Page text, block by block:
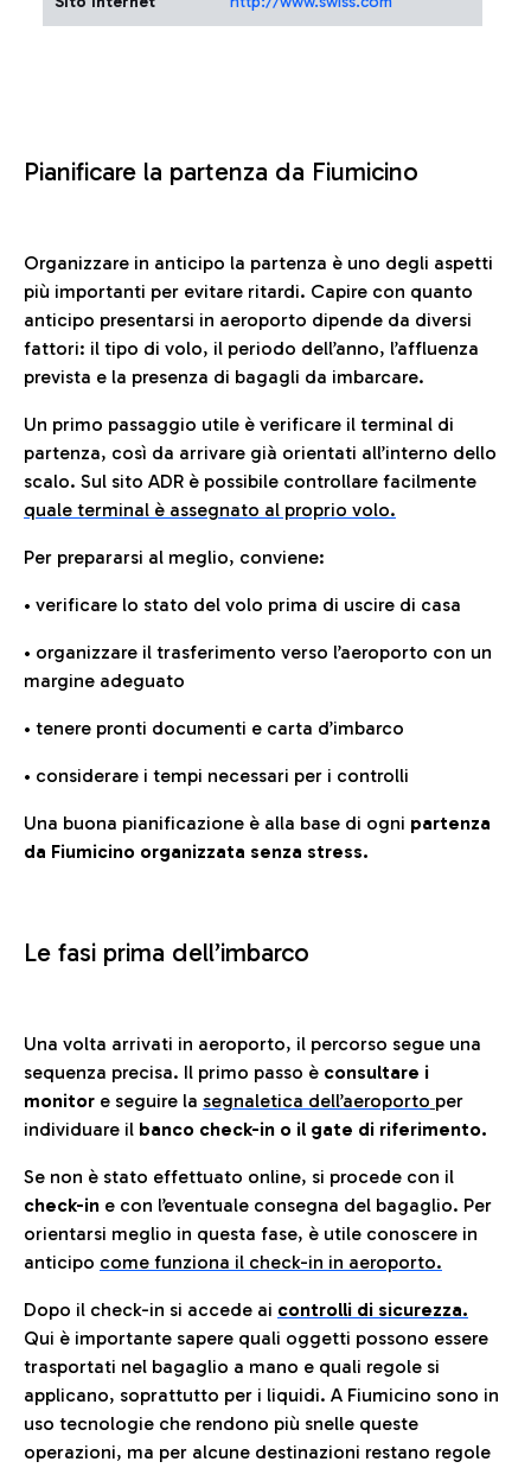
Pianificare la partenza da Fiumicino
Organizzare in anticipo la partenza è uno degli aspetti
più importanti per evitare ritardi. Capire con quanto
anticipo presentarsi in aeroporto dipende da diversi
fattori: il tipo di volo, il periodo dell’anno, l’affluenza
prevista e la presenza di bagagli da imbarcare.
Un primo passaggio utile è verificare il terminal di
partenza, così da arrivare già orientati all’interno dello
scalo. Sul sito ADR è possibile controllare facilmente
quale terminal è assegnato al proprio volo.
Per prepararsi al meglio, conviene:
• verificare lo stato del volo prima di uscire di casa
• organizzare il trasferimento verso l’aeroporto con un
margine adeguato
• tenere pronti documenti e carta d’imbarco
• considerare i tempi necessari per i controlli
Una buona pianificazione è alla base di ogni partenza
da Fiumicino organizzata senza stress.
Le fasi prima dell’imbarco
Una volta arrivati in aeroporto, il percorso segue una
sequenza precisa. Il primo passo è consultare i
monitor e seguire la segnaletica dell’aeroporto per
individuare il banco check-in o il gate di riferimento.
Se non è stato effettuato online, si procede con il
check-in e con l’eventuale consegna del bagaglio. Per
orientarsi meglio in questa fase, è utile conoscere in
anticipo come funziona il check-in in aeroporto.
Dopo il check-in si accede ai controlli di sicurezza.
Qui è importante sapere quali oggetti possono essere
trasportati nel bagaglio a mano e quali regole si
applicano, soprattutto per i liquidi. A Fiumicino sono in
uso tecnologie che rendono più snelle queste
operazioni, ma per alcune destinazioni restano regole